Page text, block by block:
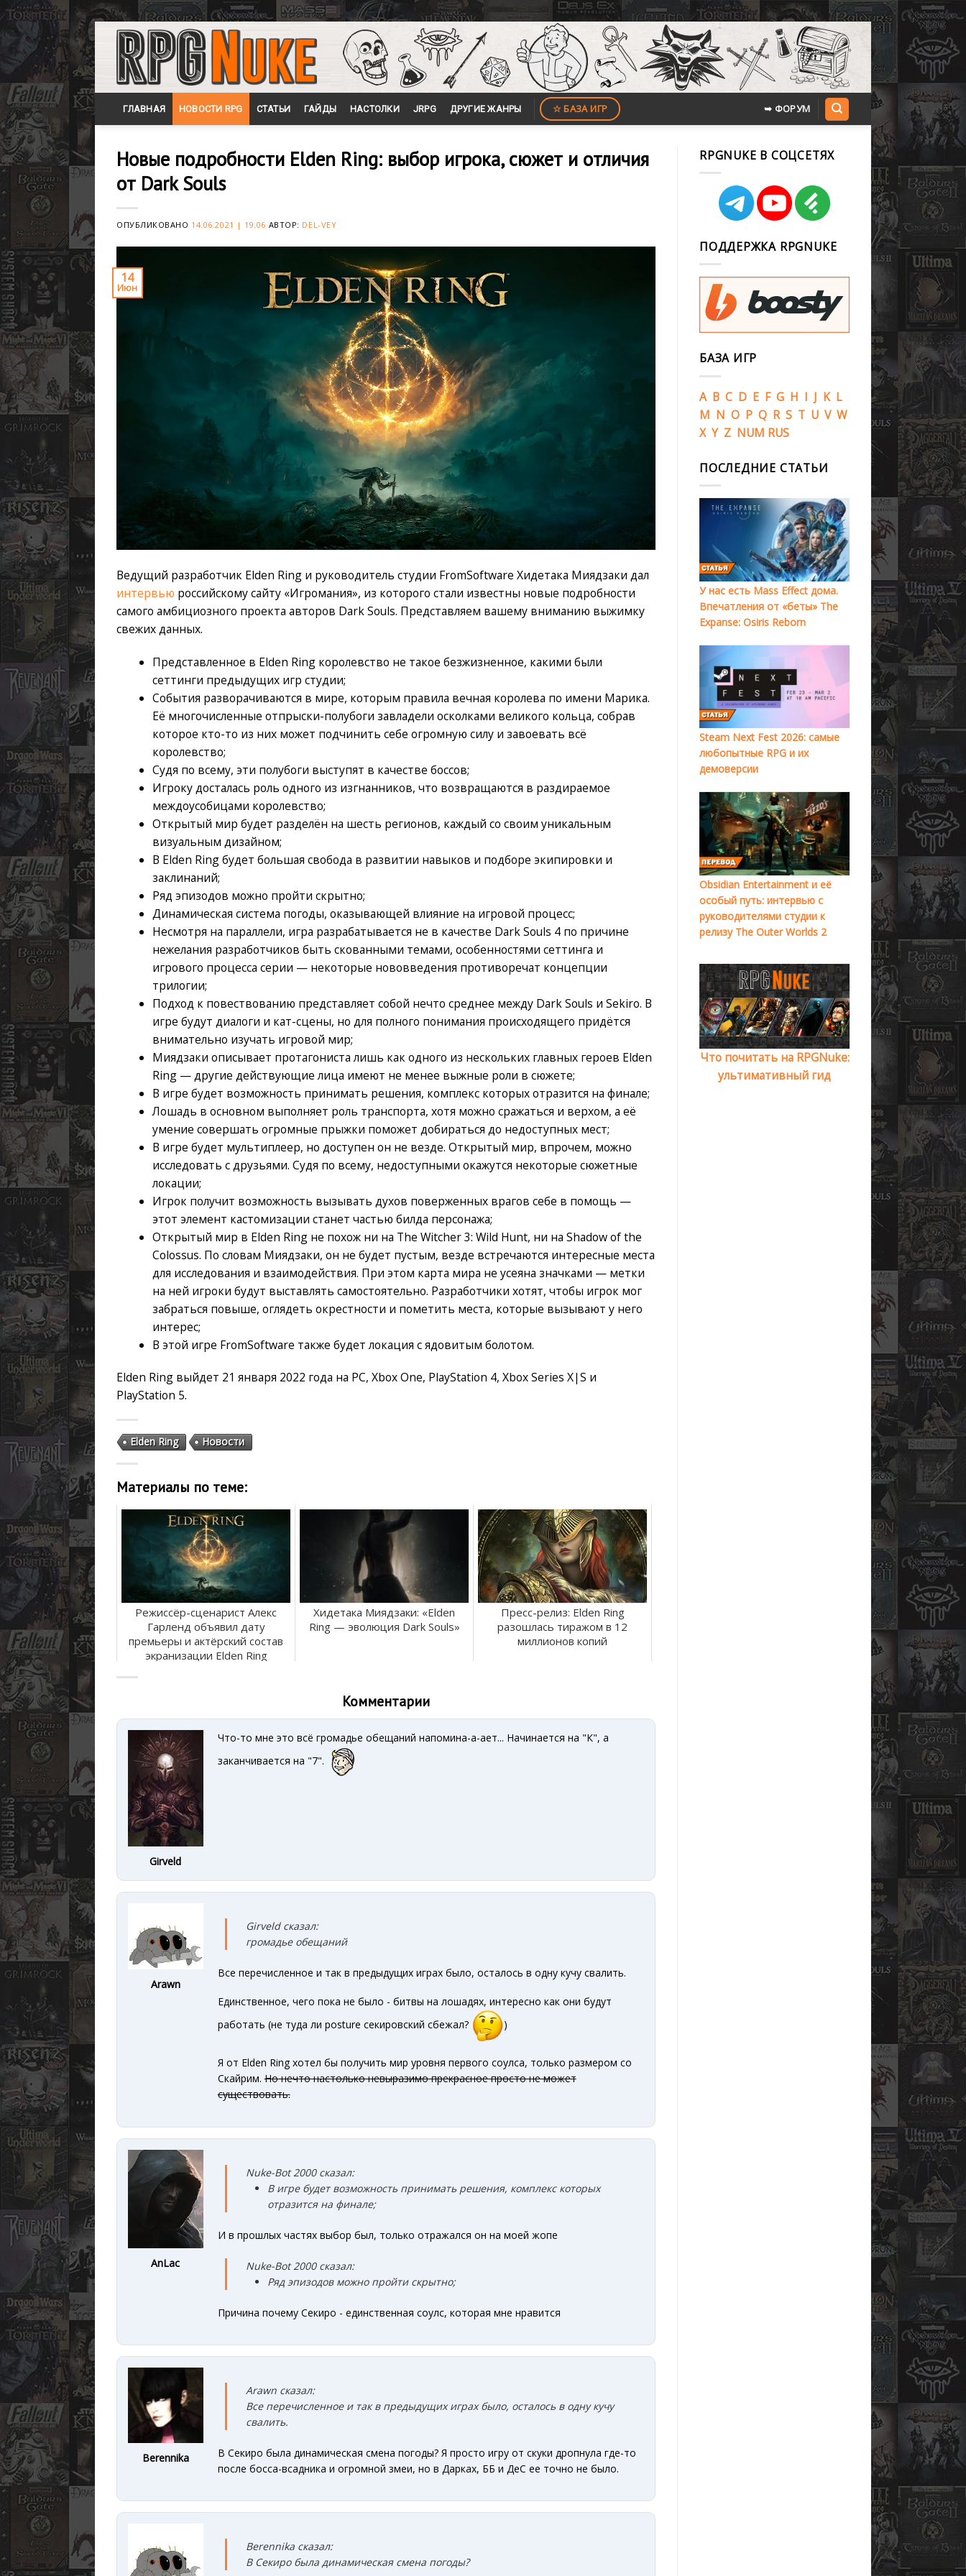
Skip
content
ГЛАВНАЯ НОВОСТИ RPG СТАТЬИ ГАЙДЫ НАСТОЛКИ JRPG ДРУГИЕ ЖАНРЫ ☆ БАЗА ИГР ➥ ФОРУМ
Новые подробности Elden Ring: выбор игрока, сюжет и отличия
от Dark Souls
ОПУБЛИКОВАНО 14.06.2021 | 19:06 АВТОР: DEL-VEY
14
Июн
Ведущий разработчик Elden Ring и руководитель студии FromSoftware Хидетака Миядзаки дал
интервью российскому сайту «Игромания», из которого стали известны новые подробности
самого амбициозного проекта авторов Dark Souls. Представляем вашему вниманию выжимку
свежих данных.
Представленное в Elden Ring королевство не такое безжизненное, какими были
сеттинги предыдущих игр студии;
События разворачиваются в мире, которым правила вечная королева по имени Марика.
Её многочисленные отпрыски-полубоги завладели осколками великого кольца, собрав
которое кто-то из них может подчинить себе огромную силу и завоевать всё
королевство;
Судя по всему, эти полубоги выступят в качестве боссов;
Игроку досталась роль одного из изгнанников, что возвращаются в раздираемое
междоусобицами королевство;
Открытый мир будет разделён на шесть регионов, каждый со своим уникальным
визуальным дизайном;
В Elden Ring будет большая свобода в развитии навыков и подборе экипировки и
заклинаний;
Ряд эпизодов можно пройти скрытно;
Динамическая система погоды, оказывающей влияние на игровой процесс;
Несмотря на параллели, игра разрабатывается не в качестве Dark Souls 4 по причине
нежелания разработчиков быть скованными темами, особенностями сеттинга и
игрового процесса серии — некоторые нововведения противоречат концепции
трилогии;
Подход к повествованию представляет собой нечто среднее между Dark Souls и Sekiro. В
игре будут диалоги и кат-сцены, но для полного понимания происходящего придётся
внимательно изучать игровой мир;
Миядзаки описывает протагониста лишь как одного из нескольких главных героев Elden
Ring — другие действующие лица имеют не менее выжные роли в сюжете;
В игре будет возможность принимать решения, комплекс которых отразится на финале;
Лошадь в основном выполняет роль транспорта, хотя можно сражаться и верхом, а её
умение совершать огромные прыжки поможет добираться до недоступных мест;
В игре будет мультиплеер, но доступен он не везде. Открытый мир, впрочем, можно
исследовать с друзьями. Судя по всему, недоступными окажутся некоторые сюжетные
локации;
Игрок получит возможность вызывать духов поверженных врагов себе в помощь —
этот элемент кастомизации станет частью билда персонажа;
Открытый мир в Elden Ring не похож ни на The Witcher 3: Wild Hunt, ни на Shadow of the
Colossus. По словам Миядзаки, он не будет пустым, везде встречаются интересные места
для исследования и взаимодействия. При этом карта мира не усеяна значками — метки
на ней игроки будут выставлять самостоятельно. Разработчики хотят, чтобы игрок мог
забраться повыше, оглядеть окрестности и пометить места, которые вызывают у него
интерес;
В этой игре FromSoftware также будет локация с ядовитым болотом.
Elden Ring выйдет 21 января 2022 года на PC, Xbox One, PlayStation 4, Xbox Series X|S и
PlayStation 5.
Elden Ring Новости
Материалы по теме:
Режиссёр-сценарист Алекс
Гарленд объявил дату
премьеры и актёрский состав
экранизации Elden Ring
Хидетака Миядзаки: «Elden
Ring — эволюция Dark Souls»
Пресс-релиз: Elden Ring
разошлась тиражом в 12
миллионов копий
Комментарии
Girveld
Что-то мне это всё громадье обещаний напомина-а-ает... Начинается на "К", а
заканчивается на "7".
Arawn
Girveld сказал:
громадье обещаний
Все перечисленное и так в предыдущих играх было, осталось в одну кучу свалить.
Единственное, чего пока не было - битвы на лошадях, интересно как они будут
работать (не туда ли posture секировский сбежал?
)
Я от Elden Ring хотел бы получить мир уровня первого соулса, только размером со
Скайрим.Но нечто настолько невыразимо прекрасное просто не может
существовать.
AnLac
Nuke-Bot 2000 сказал:
В игре будет возможность принимать решения, комплекс которых
отразится на финале;
И в прошлых частях выбор был, только отражался он на моей жопе
Nuke-Bot 2000 сказал:
Ряд эпизодов можно пройти скрытно;
Причина почему Секиро - единственная соулс, которая мне нравится
Berennika
Arawn сказал:
Все перечисленное и так в предыдущих играх было, осталось в одну кучу
свалить.
В Секиро была динамическая смена погоды? Я просто игру от скуки дропнула где-то
после босса-всадника и огромной змеи, но в Дарках, ББ и ДеС ее точно не было.
Berennika сказал:
В Секиро была динамическая смена погоды?
RPGNUKE В СОЦСЕТЯХ
ПОДДЕРЖКА RPGNUKE
БАЗА ИГР
A B C D E F G H I J K L
M N O P Q R S T U V W
X Y Z NUM RUS
ПОСЛЕДНИЕ СТАТЬИ
У нас есть Mass Effect дома.
Впечатления от «беты» The
Expanse: Osiris Reborn
Steam Next Fest 2026: самые
любопытные RPG и их
демоверсии
Obsidian Entertainment и её
особый путь: интервью с
руководителями студии к
релизу The Outer Worlds 2
Что почитать на RPGNuke:
ультимативный гид